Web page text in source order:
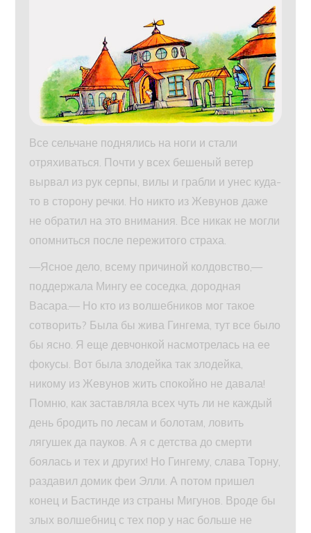
Все сельчане поднялись на ноги и стали
отряхиваться. Почти у всех бешеный ветер
вырвал из рук серпы, вилы и грабли и унес куда-
то в сторону речки. Но никто из Жевунов даже
не обратил на это внимания. Все никак не могли
опомниться после пережитого страха.
—Ясное дело, всему причиной колдовство,—
поддержала Мингу ее соседка, дородная
Васара.— Но кто из волшебников мог такое
сотворить? Была бы жива Гингема, тут все было
бы ясно. Я еще девчонкой насмотрелась на ее
фокусы. Вот была злодейка так злодейка,
никому из Жевунов жить спокойно не давала!
Помню, как заставляла всех чуть ли не каждый
день бродить по лесам и болотам, ловить
лягушек да пауков. А я с детства до смерти
боялась и тех и других! Но Гингему, слава Торну,
раздавил домик феи Элли. А потом пришел
конец и Бастинде из страны Мигунов. Вроде бы
злых волшебниц с тех пор у нас больше не